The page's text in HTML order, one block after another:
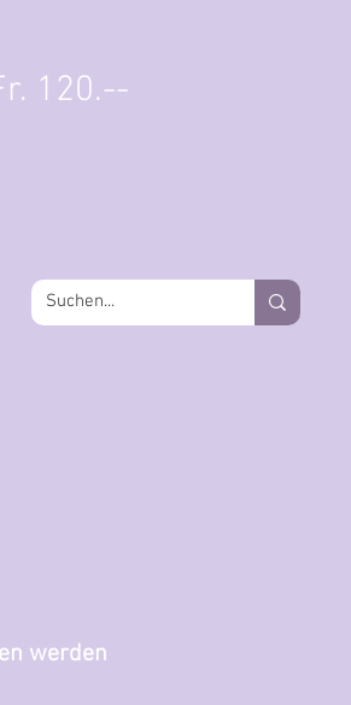
120.--
werden